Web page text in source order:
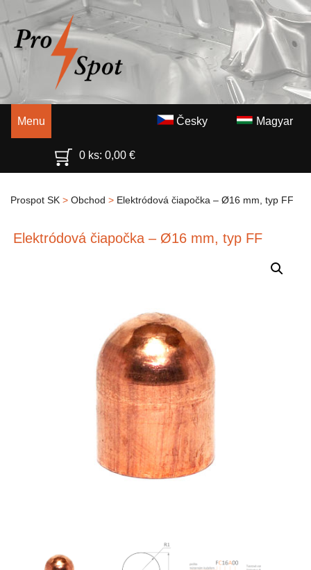
Menu Magyar
Česky
0 ks:0,00€
Prospot SK > Obchod > Elektródová čiapočka – Ø16 mm, typ FF
Elektródová čiapočka – Ø16 mm, typ FF